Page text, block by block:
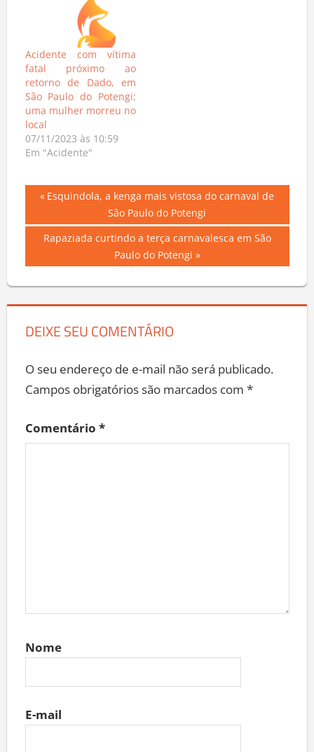
Acidente com vítima
fatal próximo ao
retorno de Dado, em
São Paulo do Potengi;
uma mulher morreu no
local
07/11/2023 às 10:59
Em "Acidente"
Navegação
de
Previous
Esquindola, a kenga mais vistosa do carnaval de
São Paulo do Potengi
Next
Rapaziada curtindo a terça carnavalesca em São
Paulo do Potengi
DEIXE SEU COMENTÁRIO
O seu endereço de e-mail não será publicado.
Campos obrigatórios são marcados com *
Comentário *
Nome
E-mail